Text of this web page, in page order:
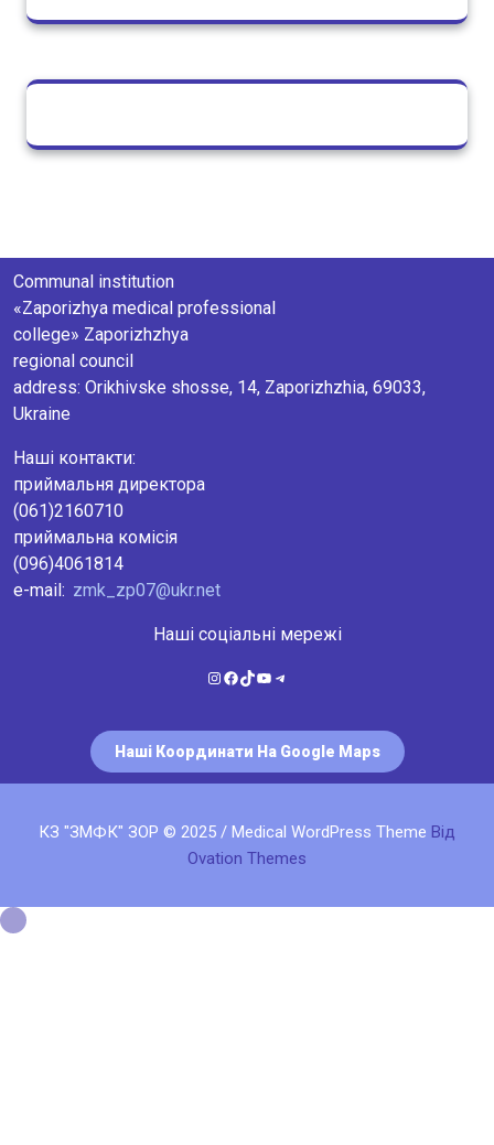
Communal institution
«Zaporizhya medical professional
college» Zaporizhzhya
regional council
аddress: Orikhivske shosse, 14, Zaporizhzhia, 69033,
Ukraine
Наші контакти:
приймальня директора
(061)2160710
приймальна комісія
(096)4061814
e-mail: zmk_zp07@ukr.net
Наші соціальні мережі
Instagram
Facebook
TikTok
YouTube
Telegram
Наші Координати На Google Maps
КЗ "ЗМФК" ЗОР © 2025 / Medical WordPress Theme Від
Ovation Themes